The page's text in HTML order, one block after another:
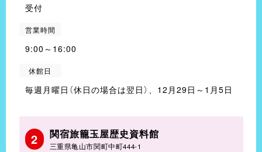
受付
営業時間
9:00～16:00
休館日
毎週月曜日（休日の場合は翌日）、12月29日～1月5日
2 関宿旅籠玉屋歴史資料館
三重県亀山市関町中町444-1